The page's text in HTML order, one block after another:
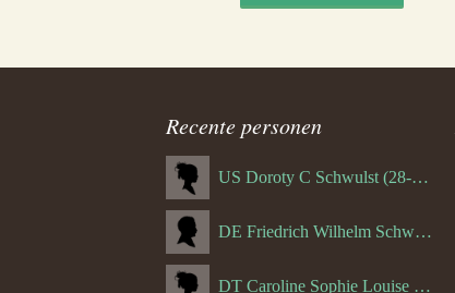
Recente personen
US Doroty C Schwulst (28-12-1919)
DE Friedrich Wilhelm Schwulst
DT Caroline Sophie Louise Schreuder born Schwulst (13-05-1866)